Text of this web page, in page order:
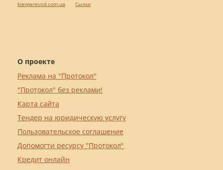
О проекте
Реклама на "Протокол"
"Протокол" без реклами!
Карта сайта
Тендер на юридическую услугу
Пользовательское соглашение
Допомогти ресурсу "Протокол"
Кредит онлайн
kievperevod.com.ua
Cылки